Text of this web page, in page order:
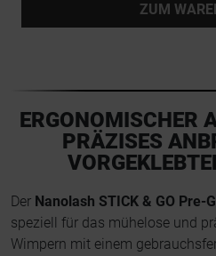
ZUM
ERGONOMISCHER
PRÄZISES
Der Nanolash STICK & GO Pre-
speziell für das mühelose und
Wimpern mit einem